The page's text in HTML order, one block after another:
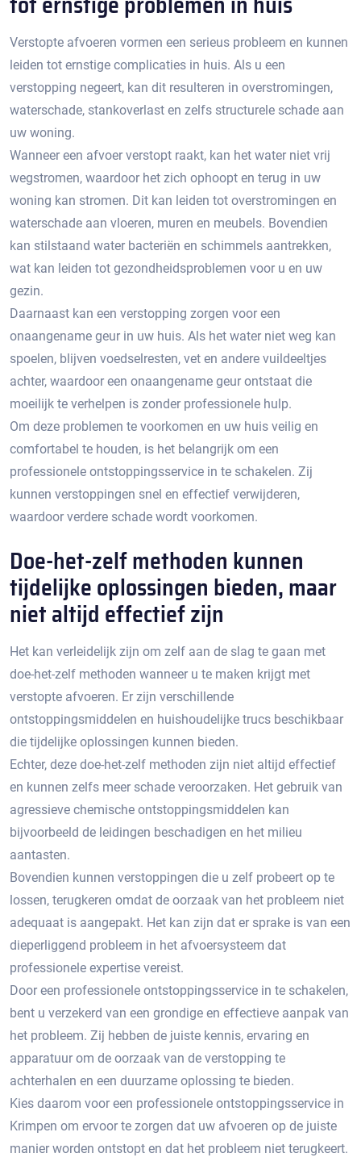
Verstopte afvoeren vormen een serieus probleem en kunnen
leiden tot ernstige complicaties in huis.​ Als u een
verstopping negeert, kan dit resulteren in overstromingen,
waterschade, stankoverlast en zelfs structurele schade aan
uw woning.​
Wanneer een afvoer verstopt raakt, kan het water niet vrij
wegstromen, waardoor het zich ophoopt en terug in uw
woning kan stromen.​ Dit kan leiden tot overstromingen en
waterschade aan vloeren, muren en meubels.​ Bovendien
kan stilstaand water bacteriën en schimmels aantrekken,
wat kan leiden tot gezondheidsproblemen voor u en uw
gezin.​
Daarnaast kan een verstopping zorgen voor een
onaangename geur in uw huis.​ Als het water niet weg kan
spoelen, blijven voedselresten, vet en andere vuildeeltjes
achter, waardoor een onaangename geur ontstaat die
moeilijk te verhelpen is zonder professionele hulp.​
Om deze problemen te voorkomen en uw huis veilig en
comfortabel te houden, is het belangrijk om een
professionele ontstoppingsservice in te schakelen.​ Zij
kunnen verstoppingen snel en effectief verwijderen,
waardoor verdere schade wordt voorkomen.
Doe-het-zelf methoden kunnen
tijdelijke oplossingen bieden, maar
niet altijd effectief zijn
Het kan verleidelijk zijn om zelf aan de slag te gaan met
doe-het-zelf methoden wanneer u te maken krijgt met
verstopte afvoeren.​ Er zijn verschillende
ontstoppingsmiddelen en huishoudelijke trucs beschikbaar
die tijdelijke oplossingen kunnen bieden.​
Echter, deze doe-het-zelf methoden zijn niet altijd effectief
en kunnen zelfs meer schade veroorzaken.​ Het gebruik van
agressieve chemische ontstoppingsmiddelen kan
bijvoorbeeld de leidingen beschadigen en het milieu
aantasten.
Bovendien kunnen verstoppingen die u zelf probeert op te
lossen, terugkeren omdat de oorzaak van het probleem niet
adequaat is aangepakt.​ Het kan zijn dat er sprake is van een
dieperliggend probleem in het afvoersysteem dat
professionele expertise vereist.​
Door een professionele ontstoppingsservice in te schakelen,
bent u verzekerd van een grondige en effectieve aanpak van
het probleem.​ Zij hebben de juiste kennis, ervaring en
apparatuur om de oorzaak van de verstopping te
achterhalen en een duurzame oplossing te bieden.
Kies daarom voor een professionele ontstoppingsservice in
Krimpen om ervoor te zorgen dat uw afvoeren op de juiste
manier worden ontstopt en dat het probleem niet terugkeert.​